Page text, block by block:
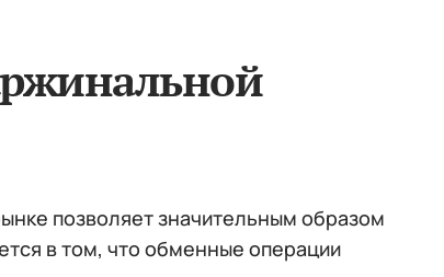
позволяет значительным образом
в том, что обменные операции